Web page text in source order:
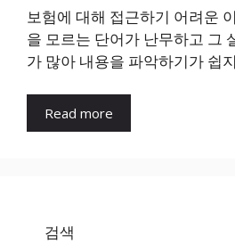
보험에 대해 접근하기 어려운
을 모르는 단어가 난무하고 그
가 많아 내용을 파악하기가 쉽
Read more
검색